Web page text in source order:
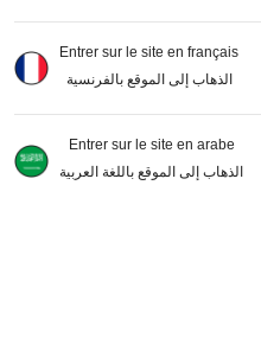
Entrer sur le site en français
الذهاب إلى الموقع بالفرنسية
Entrer sur le site en arabe
الذهاب إلى الموقع باللغة العربية